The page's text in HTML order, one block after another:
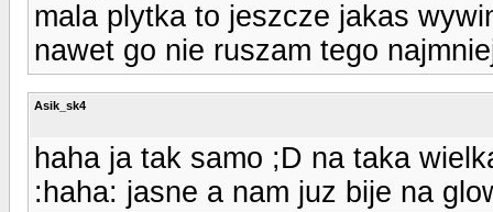
mala plytka to jeszcze jakas
nawet go nie ruszam tego
Asik_sk4
haha ja tak samo ;D na taka
:haha: jasne a nam juz bije na